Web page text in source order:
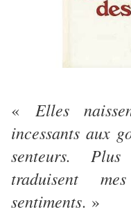
«Elles
incessants aux
senteurs. Plus
traduisent
sentiments. »